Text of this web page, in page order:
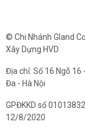
© Chi Nhánh Gland
Xây Dựng HVD
Địa chỉ: Số 16 Ngõ
Đa - Hà Nội
GPĐKKD số
12/8/2020